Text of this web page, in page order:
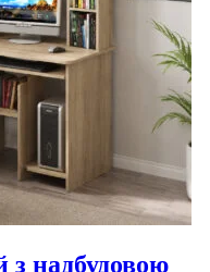
з надбудовою